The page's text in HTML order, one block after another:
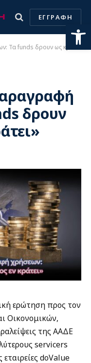
ΕΓΓΡΑΦΗ
δρουν ως κράτος εν κράτει»
δρουν
ερώτηση προς τον
Οικονομικών,
της ΑΑΔΕ
servicers
doValue